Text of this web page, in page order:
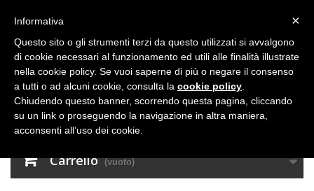
Carrello (vuoto)
×
Informativa
Questo sito o gli strumenti terzi da questo utilizzati si avvalgono
di cookie necessari al funzionamento ed utili alle finalità illustrate
nella cookie policy. Se vuoi saperne di più o negare il consenso
a tutti o ad alcuni cookie, consulta la cookie policy
Chiudendo questo banner, scorrendo questa pagina, cliccando
su un link o proseguendo la navigazione in altra maniera,
acconsenti all’uso dei cookie.